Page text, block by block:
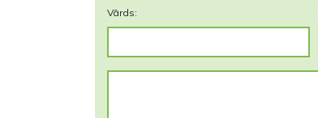
Vārds: